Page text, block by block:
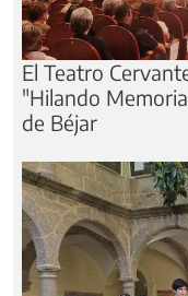
El Teatro
"Hilando
de Béjar